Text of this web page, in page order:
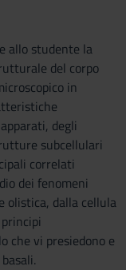
allo studente la
del corpo
in
degli
subcellulari
correlati
dei fenomeni
olistica, dalla cellula
che vi presiedono e